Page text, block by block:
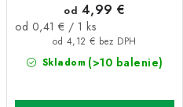
Skladom (>10 balenie)
od 4,12 € bez DPH
od 4,99 €
Jednotková
od 0,41 € / 1 ks